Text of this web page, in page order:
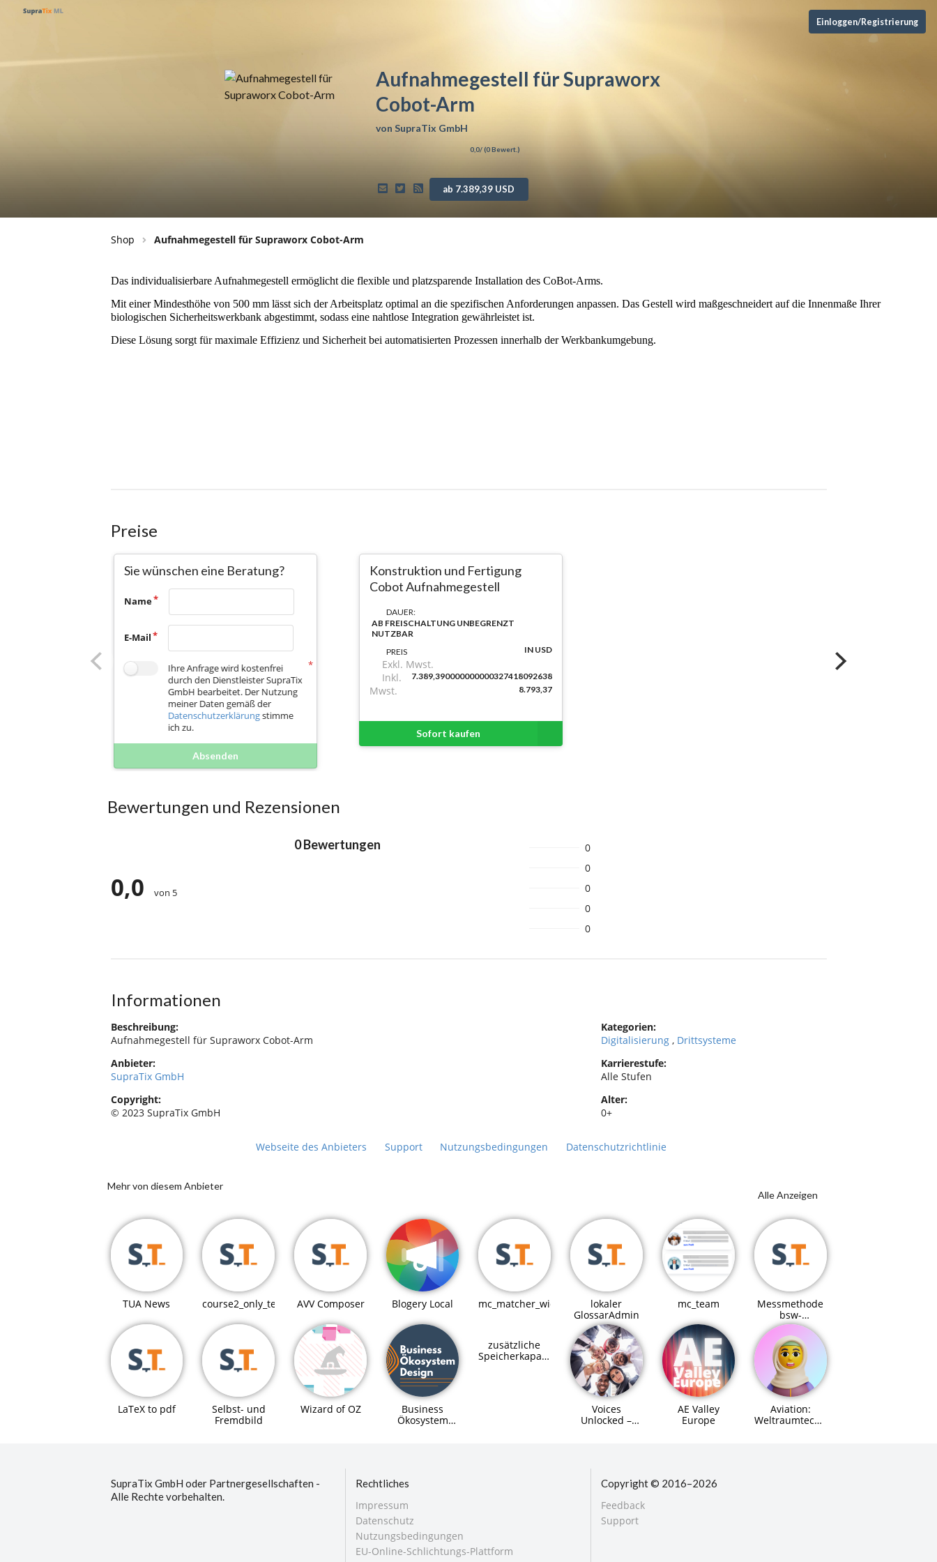
Einloggen/Registrierung
Aufnahmegestell für Supraworx
Cobot-Arm
vonSupraTix GmbH
0,0/ (0Bewert.)
ab 7.389,39 USD
Shop Aufnahmegestell für Supraworx Cobot-Arm
Preise
Sie wünschen eine Beratung?
Name
E-Mail
Ihre Anfrage wird kostenfrei
durch den Dienstleister SupraTix
GmbH bearbeitet. Der Nutzung
meiner Daten gemäß der
Datenschutzerklärungstimme
ich zu.
Absenden
Konstruktion und Fertigung
Cobot Aufnahmegestell
DAUER:
AB FREISCHALTUNG UNBEGRENZT
NUTZBAR
PREIS
IN USD
Exkl. Mwst.
7.389,390000000000327418092638
Inkl.
Mwst.
8.793,37
Sofort kaufen
Bewertungen und Rezensionen
0,0 von 5
0 Bewertungen
0
0
0
0
0
Informationen
Beschreibung:
Aufnahmegestell für Supraworx Cobot-Arm
Anbieter:
SupraTix GmbH
Copyright:
© 2023 SupraTix GmbH
Kategorien:
Digitalisierung , Drittsysteme
Karrierestufe:
Alle Stufen
Alter:
0+
Webseite des Anbieters Support Nutzungsbedingungen Datenschutzrichtlinie
Mehr von diesem Anbieter
Alle Anzeigen
TUA News course2_only_teachingAVV Composer Blogery Local mc_matcher_widget
lokaler
GlossarAdmin
mc_team
Messmethode
bsw-
Referenzmodell
LaTeX to pdf
Selbst- und
Fremdbild
Wizard of OZ
Business
Ökosystem
zusätzliche
Speicherkapazitäten
Voices
Unlocked –
AE Valley
Europe
Aviation:
Weltraumtechnik
SupraTix GmbH oder Partnergesellschaften -
Alle Rechte vorbehalten.
Rechtliches
Impressum
Datenschutz
Nutzungsbedingungen
EU-Online-Schlichtungs-Plattform
Copyright © 2016–2026
Feedback
Support